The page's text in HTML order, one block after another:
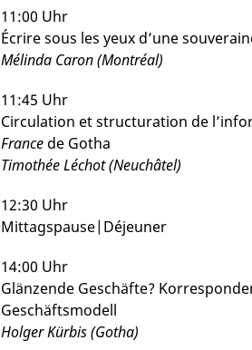
11:00 Uhr
Écrire sous les yeux d’une
Mélinda Caron (Montréal)
11:45 Uhr
Circulation et structuration de
France de Gotha
Timothée Léchot (Neuchâtel)
12:30 Uhr
Mittagspause|Déjeuner
14:00 Uhr
Glänzende Geschäfte?
Geschäftsmodell
Holger Kürbis (Gotha)